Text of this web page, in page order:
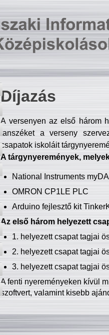
Díjazás
A versenyen az első három
tanszéket a verseny
csapatok iskoláit
A tárgynyeremények,
National Instruments
OMRON CP1LE PLC
Arduino fejlesztő kit
Az első három helyezett
1. helyezett csapat tagjai
2. helyezett csapat tagjai
3. helyezett csapat tagjai
A fenti nyereményeken kívül
szoftvert, valamint kisebb